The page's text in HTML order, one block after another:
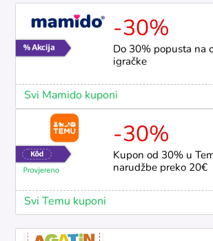
-30%
Do 30% popusta na
igračke
Svi Mamido kuponi
-30%
Kupon od 30% u
narudžbe preko 20€
Svi Temu kuponi